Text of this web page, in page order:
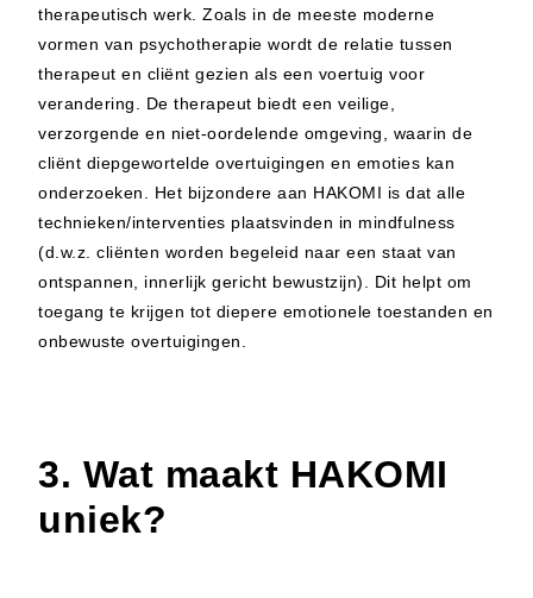
therapeutisch werk. Zoals in de meeste moderne
vormen van psychotherapie wordt de relatie tussen
therapeut en cliënt gezien als een voertuig voor
verandering. De therapeut biedt een veilige,
verzorgende en niet-oordelende omgeving, waarin de
cliënt diepgewortelde overtuigingen en emoties kan
onderzoeken. Het bijzondere aan HAKOMI is dat alle
technieken/interventies plaatsvinden in mindfulness
(d.w.z. cliënten worden begeleid naar een staat van
ontspannen, innerlijk gericht bewustzijn). Dit helpt om
toegang te krijgen tot diepere emotionele toestanden en
onbewuste overtuigingen.
3. Wat maakt HAKOMI
uniek?